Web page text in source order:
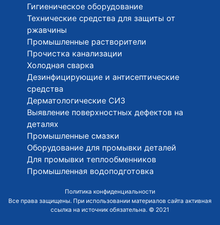
Гигиеническое оборудование
Технические средства для защиты от
ржавчины
Промышленные растворители
Прочистка канализации
Холодная сварка
Дезинфицирующие и антисептические
средства
Дерматологические СИЗ
Выявление поверхностных дефектов на
деталях
Промышленные смазки
Оборудование для промывки деталей
Для промывки теплообменников
Промышленная водоподготовка
Политика конфиденциальности
Все права защищены. При использовании материалов сайта активная
ссылка на источник обязательна. © 2021